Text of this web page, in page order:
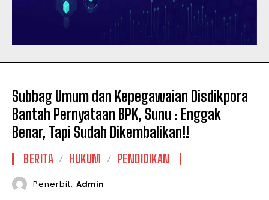
Subbag Umum dan Kepegawaian Disdikpora
Bantah Pernyataan BPK, Sunu : Enggak
Benar, Tapi Sudah Dikembalikan!!
BERITA HUKUM PENDIDIKAN
Penerbit: Admin